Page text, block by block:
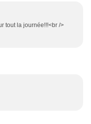
tout la journée!!!<br />